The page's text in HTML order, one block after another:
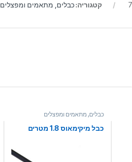
קטגוריה:כבלים, מתאמים ומפצלים
כבלים, מתאמים ומפצלים
כבל מיקימאוס 1.8 מטרים